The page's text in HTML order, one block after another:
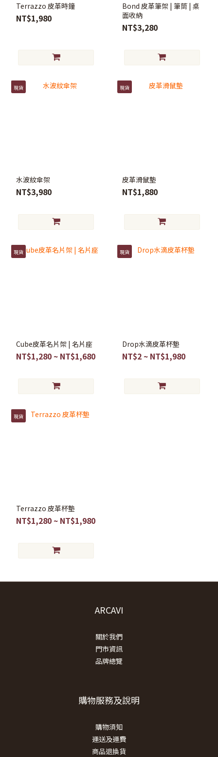
Terrazzo 皮革時鐘
NT$1,980
Bond 皮革筆架 | 筆筒 | 桌
面收納
NT$3,280
現貨
水波紋傘架
NT$3,980
現貨
皮革滑鼠墊
NT$1,880
現貨
Cube皮革名片架 | 名片座
NT$1,280 ~ NT$1,680
現貨
Drop水滴皮革杯墊
NT$2 ~ NT$1,980
現貨
Terrazzo 皮革杯墊
NT$1,280 ~ NT$1,980
ARCAVI
關於我們
門市資訊
品牌總覽
購物服務及說明
購物須知
運送及運費
商品退換貨